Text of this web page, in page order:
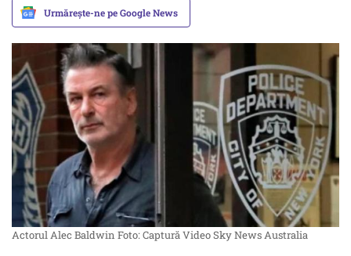
Urmărește-ne pe Google News
Actorul Alec Baldwin Foto: Captură Video Sky News Australia